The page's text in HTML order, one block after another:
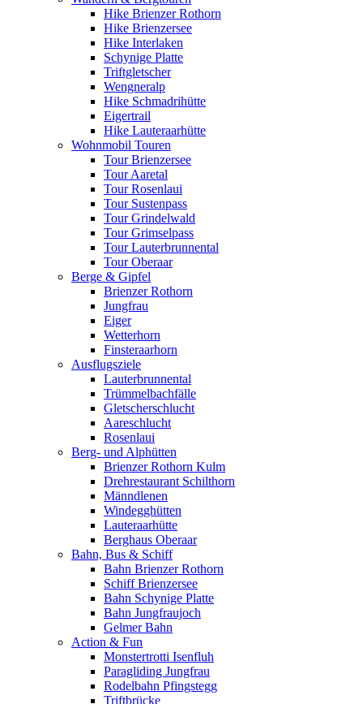
Hike Brienzer Rothorn
Hike Brienzersee
Hike Interlaken
Schynige Platte
Triftgletscher
Wengneralp
Hike Schmadrihütte
Eigertrail
Hike Lauteraarhütte
Wohnmobil Touren
Tour Brienzersee
Tour Aaretal
Tour Rosenlaui
Tour Sustenpass
Tour Grindelwald
Tour Grimselpass
Tour Lauterbrunnental
Tour Oberaar
Berge & Gipfel
Brienzer Rothorn
Jungfrau
Eiger
Wetterhorn
Finsteraarhorn
Ausflugsziele
Lauterbrunnental
Trümmelbachfälle
Gletscherschlucht
Aareschlucht
Rosenlaui
Berg- und Alphütten
Brienzer Rothorn Kulm
Drehrestaurant Schilthorn
Männdlenen
Windegghütten
Lauteraarhütte
Berghaus Oberaar
Bahn, Bus & Schiff
Bahn Brienzer Rothorn
Schiff Brienzersee
Bahn Schynige Platte
Bahn Jungfraujoch
Gelmer Bahn
Action & Fun
Monstertrotti Isenfluh
Paragliding Jungfrau
Rodelbahn Pfingstegg
Triftbrücke